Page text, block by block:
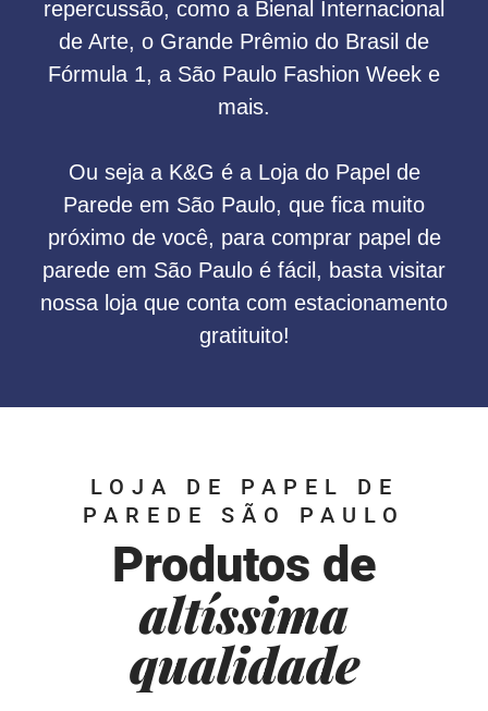
repercussão, como a Bienal Internacional
de Arte, o Grande Prêmio do Brasil de
Fórmula 1, a São Paulo Fashion Week e
mais.
Ou seja a K&G é a Loja do Papel de
Parede em São Paulo, que fica muito
próximo de você, para comprar papel de
parede em São Paulo é fácil, basta visitar
nossa loja que conta com estacionamento
gratituito!
LOJA DE PAPEL DE
PAREDE SÃO PAULO
Produtos de
altíssima
qualidade